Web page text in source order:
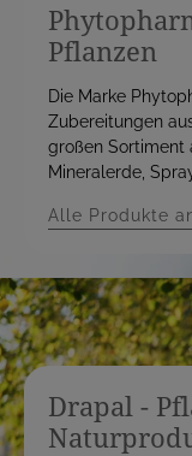
Pflanzen
Die Marke
Zubereitungen
großen Sortiment
Mineralerde,
Alle Produkte
Drapal -